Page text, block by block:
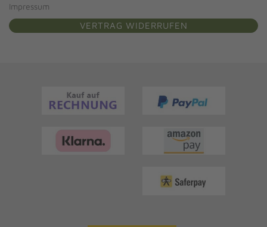
Impressum
VERTRAG WIDERRUFEN